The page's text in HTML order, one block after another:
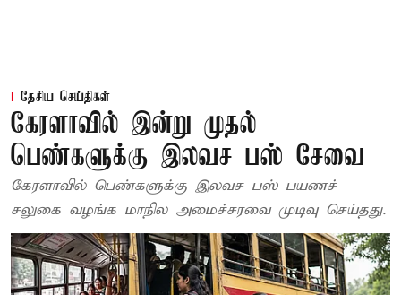
தேசிய செய்திகள்
கேரளாவில் இன்று முதல்
பெண்களுக்கு இலவச பஸ் சேவை
கேரளாவில் பெண்களுக்கு இலவச பஸ் பயணச்
சலுகை வழங்க மாநில அமைச்சரவை முடிவு செய்தது.